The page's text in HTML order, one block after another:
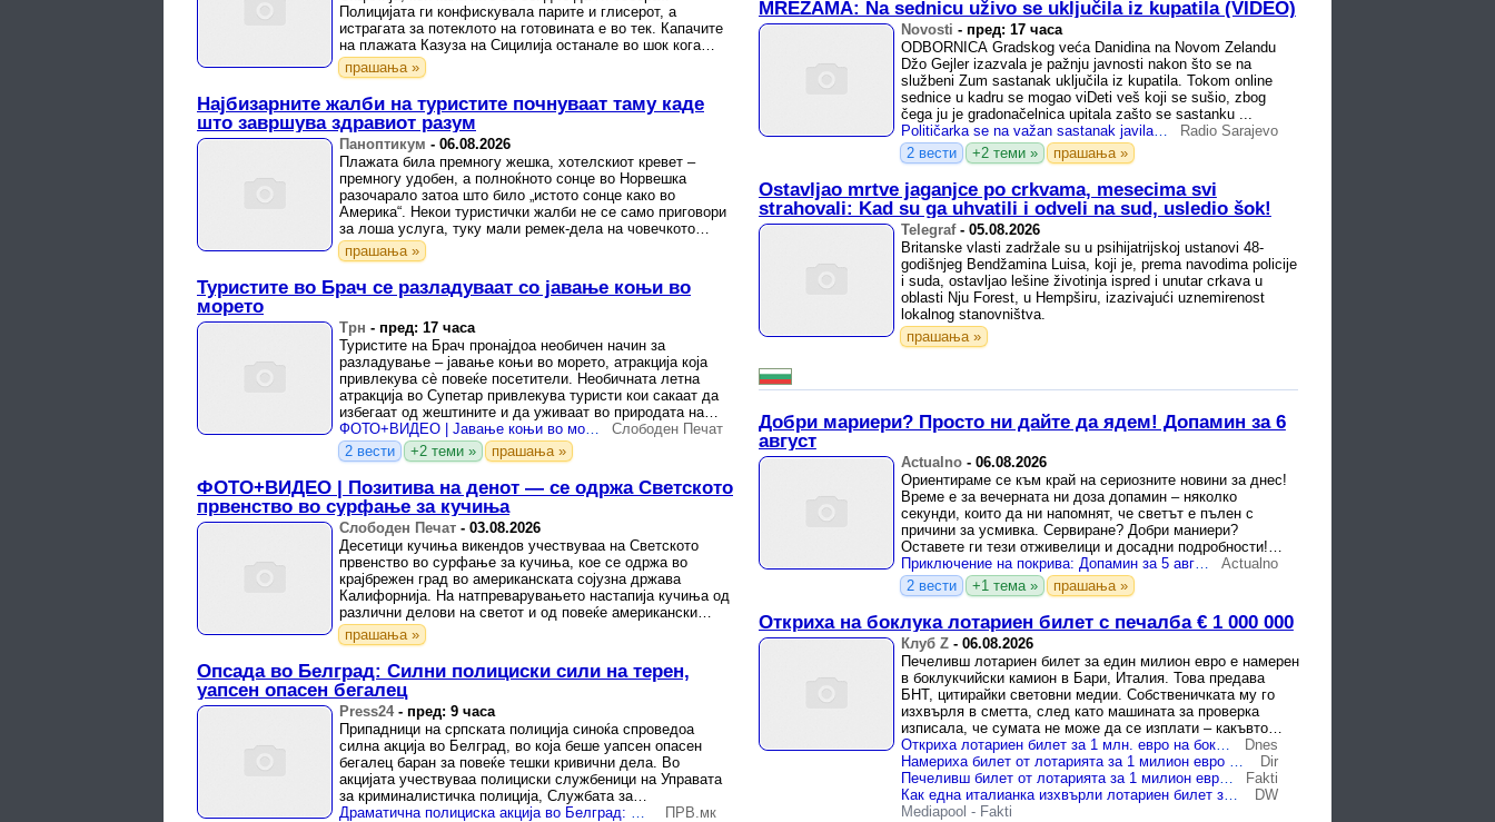
Полицијата ги конфискувала парите и глисерот, а
истрагата за потеклото на готовината е во тек. Капачите
на плажата Казуза на Сицилија останале во шок кога
купови банкноти евра почнале ...
прашања »
Најбизарните жалби на туристите почнуваат таму каде
што завршува здравиот разум
Паноптикум - 06.08.2026
Плажата била премногу жешка, хотелскиот кревет –
премногу удобен, а полноќното сонце во Норвешка
разочарало затоа што било „истото сонце како во
Америка“. Некои туристички жалби не се само приговори
за лоша услуга, туку мали ремек-дела на човечкото
незадоволство – моменти во кои ...
прашања »
Туристите во Брач се разладуваат со јавање коњи во
морето
Трн - пред: 17 часа
Туристите на Брач пронајдоа необичен начин за
разладување – јавање коњи во морето, атракција која
привлекува сè повеќе посетители. Необичната летна
атракција во Супетар привлекува туристи кои сакаат да
избегаат од жештините и да уживаат во природата на
поинаков начин.
ФОТО+ВИДЕО | Јавање коњи во море — необичната туристичка атракција што ги освојува посетителите на Брач
Слободен Печат
2 вести
+2 теми » прашања »
ФОТО+ВИДЕО | Позитива на денот — се одржа Светското
првенство во сурфање за кучиња
Слободен Печат - 03.08.2026
Десетици кучиња викендов учествуваа на Светското
првенство во сурфање за кучиња, кое се одржа во
крајбрежен град во американската сојузна држава
Калифорнија. На натпреварувањето настапија кучиња од
различни делови на светот и од повеќе американски
сојузни држави.
прашања »
Опсада во Белград: Силни полициски сили на терен,
уапсен опасен бегалец
Press24- пред: 9 часа
Припадници на српската полиција синоќа спроведоа
силна акција во Белград, во која беше уапсен опасен
бегалец баран за повеќе тешки кривични дела. Во
акцијата учествуваа полициски службеници на Управата
за криминалистичка полиција, Службата за
криминалистичко разузнавање, УКП ПУ ... Драматична полициска акција во Белград: Опколен и уапсен опасен бегалец (Видео)
ПРВ.мк
MREŽAMA: Na sednicu uživo se uključila iz kupatila (VIDEO)
Novosti - пред: 17 часа
ODBORNICA Gradskog veća Danidina na Novom Zelandu
Džo Gejler izazvala je pažnju javnosti nakon što se na
službeni Zum sastanak uključila iz kupatila. Tokom online
sednice u kadru se mogao viDeti veš koji se sušio, zbog
čega ju je gradonačelnica upitala zašto se sastanku ...
Političarka se na važan sastanak javila iz kupatila: U pozadini veš i misteriozna tamna figura
Radio Sarajevo
2 вести
+2 теми » прашања »
Ostavljao mrtve jaganjce po crkvama, mesecima svi
strahovali: Kad su ga uhvatili i odveli na sud, usledio šok!
Telegraf- 05.08.2026
Britanske vlasti zadržale su u psihijatrijskoj ustanovi 48-
godišnjeg Bendžamina Luisa, koji je, prema navodima policije
i suda, ostavljao lešine životinja ispred i unutar crkava u
oblasti Nju Forest, u Hempširu, izazivajući uznemirenost
lokalnog stanovništva.
прашања »
Добри мариери? Просто ни дайте да ядем! Допамин за 6
август
Actualno- 06.08.2026
Ориентираме се към край на сериозните новини за днес!
Време е за вечерната ни доза допамин – няколко
секунди, които да ни напомнят, че светът е пълен с
причини за усмивка. Сервиране? Добри маниери?
Оставете ги тези отживелици и досадни подробности!
Просто давайте храната!
Приключение на покрива: Допамин за 5 август
Actualno
2 вести
+1 тема » прашања »
Откриха на боклука лотариен билет с печалба € 1 000 000
Клуб Z- 06.08.2026
Печеливш лотариен билет за един милион евро е намерен
в боклукчийски камион в Бари, Италия. Това предава
БНТ, цитирайки световни медии. Собственичката му го
изхвърля в сметта, след като машината за проверка
изписала, че сумата не може да се изплати – какъвто
нормално е случаят с ...
Откриха лотариен билет за 1 млн. евро на боклука
Dnes
Намериха билет от лотарията за 1 милион евро в боклука в Италия
Dir
Печеливш билет от лотарията за 1 милион евро бе изровен от боклука в Италия
Fakti
Как една италианка изхвърли лотариен билет за 1 милион евро
DW
Mediapool - Fakti